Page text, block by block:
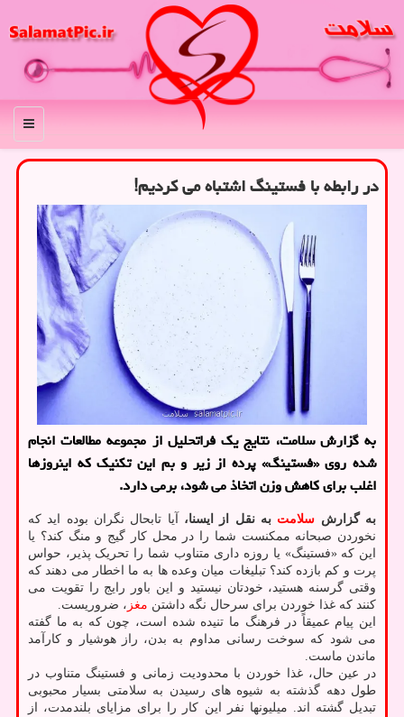
منو
در رابطه با فستینگ اشتباه می کردیم!
به گزارش سلامت، نتایج یک فراتحلیل از مجموعه مطالعات انجام
شده روی «فستینگ» پرده از زیر و بم این تکنیک که اینروزها
اغلب برای کاهش وزن اتخاذ می شود، برمی دارد.
به گزارش سلامت به نقل از ایسنا،
آیا تابحال نگران بوده اید که
نخوردن صبحانه ممکنست شما را در محل کار گیج و منگ کند؟ یا
این که «فستینگ» یا روزه داری متناوب شما را تحریک پذیر، حواس
پرت و کم بازده کند؟ تبلیغات میان وعده ها به ما اخطار می دهند که
وقتی گرسنه هستید، خودتان نیستید و این باور رایج را تقویت می
کنند که غذا خوردن برای سرحال نگه داشتن مغز ، ضروریست.
این پیام عمیقاً در فرهنگ ما تنیده شده است، چون که به ما گفته
می شود که سوخت رسانی مداوم به بدن، راز هوشیار و کارآمد
ماندن ماست.
در عین حال، غذا خوردن با محدودیت زمانی و فستینگ متناوب در
طول دهه گذشته به شیوه های رسیدن به سلامتی بسیار محبوبی
تبدیل گشته اند. میلیونها نفر این کار را برای مزایای بلندمدت، از